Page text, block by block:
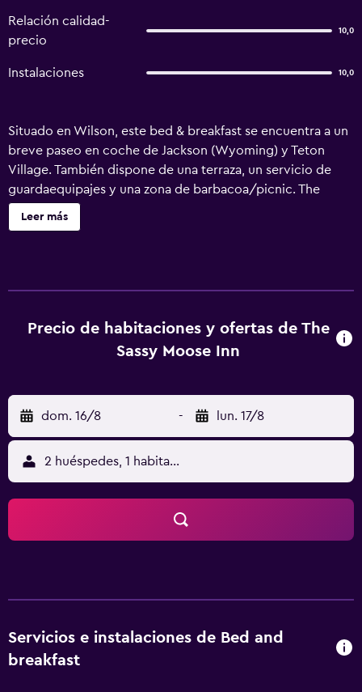
Relación calidad-
precio
10,0
Instalaciones 10,0
Situado en Wilson, este bed & breakfast se encuentra a un
breve paseo en coche de Jackson (Wyoming) y Teton
Village. También dispone de una terraza, un servicio de
guardaequipajes y una zona de barbacoa/picnic. The
Sassy Moose Inn ofrece 5 habitaciones que se caracterizan
por su estilo luminoso y que cuentan con las
conduciendo. Jackson Hole American Legion Post No 43 y
National Museum of Wildlife Art están apenas a un
Leer más
Precio de habitaciones y ofertas de The
Sassy Moose Inn
dom. 16/8 - lun. 17/8
2 huéspedes, 1 habitación
Servicios e instalaciones de Bed and
breakfast